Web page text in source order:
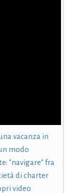
vacanza in
modo
"navigare" fra
di charter
video